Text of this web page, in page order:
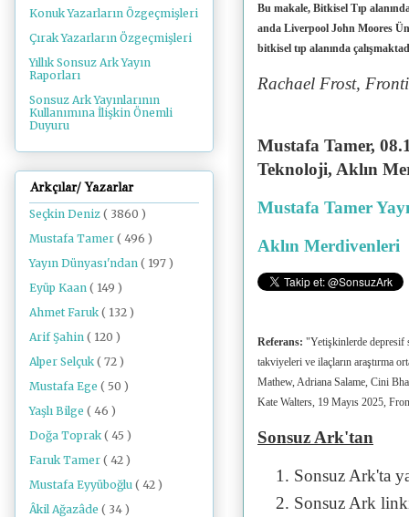
Bu makale, Bitkisel Tıp
anda Liverpool John Moores
bitkisel tıp alanında
Rachael Frost,
Mustafa Tamer,
Teknoloji, Aklın
Mustafa Tamer
Aklın Merdivenleri
Referans: "Yetişkinlerde depresif
takviyeleri ve ilaçların araştırma
Mathew, Adriana Salame, Cini
Kate Walters, 19 Mayıs 2025,
Sonsuz Ark'tan
Sonsuz Ark'ta
Sonsuz Ark
Konuk Yazarların Özgeçmişleri
Çırak Yazarların Özgeçmişleri
Yıllık Sonsuz Ark Yayın
Raporları
Sonsuz Ark Yayınlarının
Kullanımına İlişkin Önemli
Duyuru
Arkçılar/ Yazarlar
Seçkin Deniz ( 3860 )
Mustafa Tamer ( 496 )
Yayın Dünyası'ndan ( 197 )
Eyüp Kaan ( 149 )
Ahmet Faruk ( 132 )
Arif Şahin ( 120 )
Alper Selçuk ( 72 )
Mustafa Ege ( 50 )
Yaşlı Bilge ( 46 )
Doğa Toprak ( 45 )
Faruk Tamer ( 42 )
Mustafa Eyyüboğlu ( 42 )
Âkil Ağazâde ( 34 )